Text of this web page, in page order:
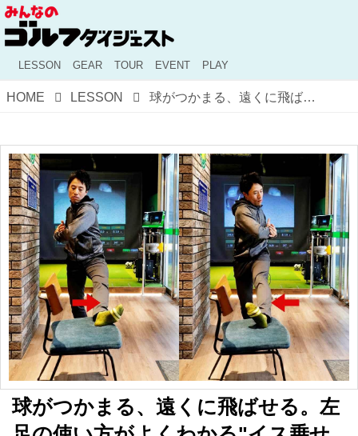
LESSON GEAR TOUR EVENT PLAY
HOME LESSON 球がつかまる、遠くに飛ばせる。左足の使い方がよくわかる"イス乗せドリル"【お家でスウィング作り＃8】
球がつかまる、遠くに飛ばせる。左